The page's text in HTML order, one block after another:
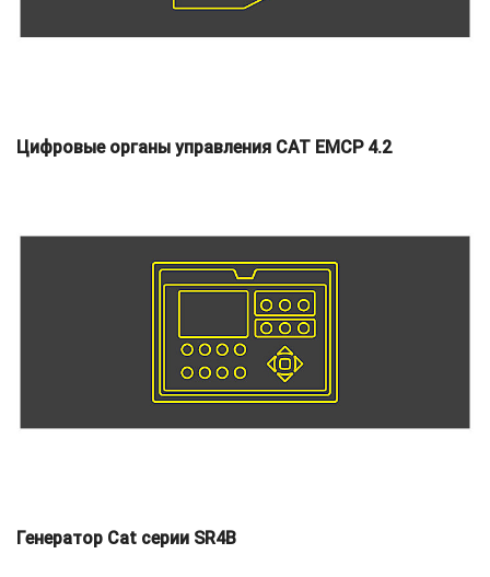
Цифровые органы управления CAT EMCP 4.2
Генератор Cat серии SR4B